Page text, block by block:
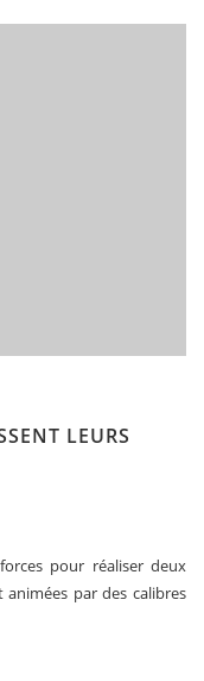
LEURS
pour réaliser deux
par des calibres